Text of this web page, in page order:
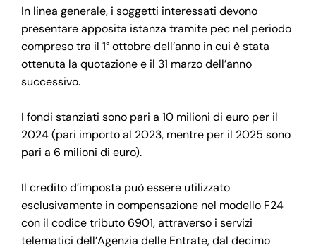
In linea generale, i soggetti interessati devono
presentare apposita istanza tramite pec nel periodo
compreso tra il 1° ottobre dell’anno in cui è stata
ottenuta la quotazione e il 31 marzo dell’anno
successivo.
I fondi stanziati sono pari a 10 milioni di euro per il
2024 (pari importo al 2023, mentre per il 2025 sono
pari a 6 milioni di euro).
Il credito d’imposta può essere utilizzato
esclusivamente in compensazione nel modello F24
con il codice tributo 6901, attraverso i servizi
telematici dell’Agenzia delle Entrate, dal decimo